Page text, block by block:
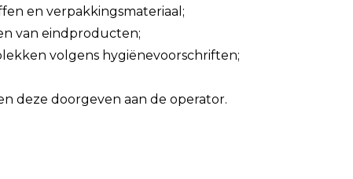
en verpakkingsmateriaal;
van eindproducten;
volgens hygiënevoorschriften;
deze doorgeven aan de operator.